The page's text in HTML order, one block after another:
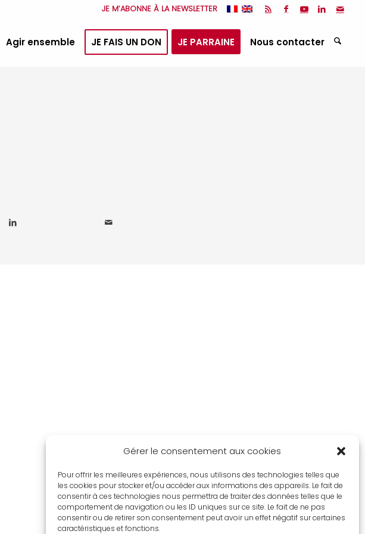
Gérer le consentement aux cookies
Pour offrir les meilleures expériences, nous utilisons des technologies telles que
les cookies pour stocker et/ou accéder aux informations des appareils. Le fait de
consentir à ces technologies nous permettra de traiter des données telles que le
comportement de navigation ou les ID uniques sur ce site. Le fait de ne pas
consentir ou de retirer son consentement peut avoir un effet négatif sur certaines
caractéristiques et fonctions.
JE M’ABONNE À LA NEWSLETTER
Agir ensemble JE FAIS UN DON JE PARRAINE Nous contacter